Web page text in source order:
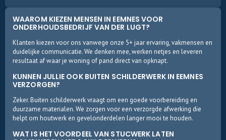
WAAROM KIEZEN MENSEN IN EEMNES VOOR
ONDERHOUDSBEDRIJF VAN DER LUGT?
Klanten kiezen voor ons vanwege onze 5+ jaar ervaring, vakmensen en
duidelijke communicatie. We denken mee, werken netjes en leveren
resultaat af waar je woning of pand direct van opknapt.
KUNNEN JULLIE OOK BUITEN SCHILDERWERK IN EEMNES
VERZORGEN?
Zeker. Buiten schilderwerk vraagt om een goede voorbereiding en
duurzame materialen. We zorgen voor een verzorgde afwerking die
helpt om houtwerk en gevelonderdelen langer mooi te houden.
WAT IS HET VOORDEEL VAN STUCWERK LATEN